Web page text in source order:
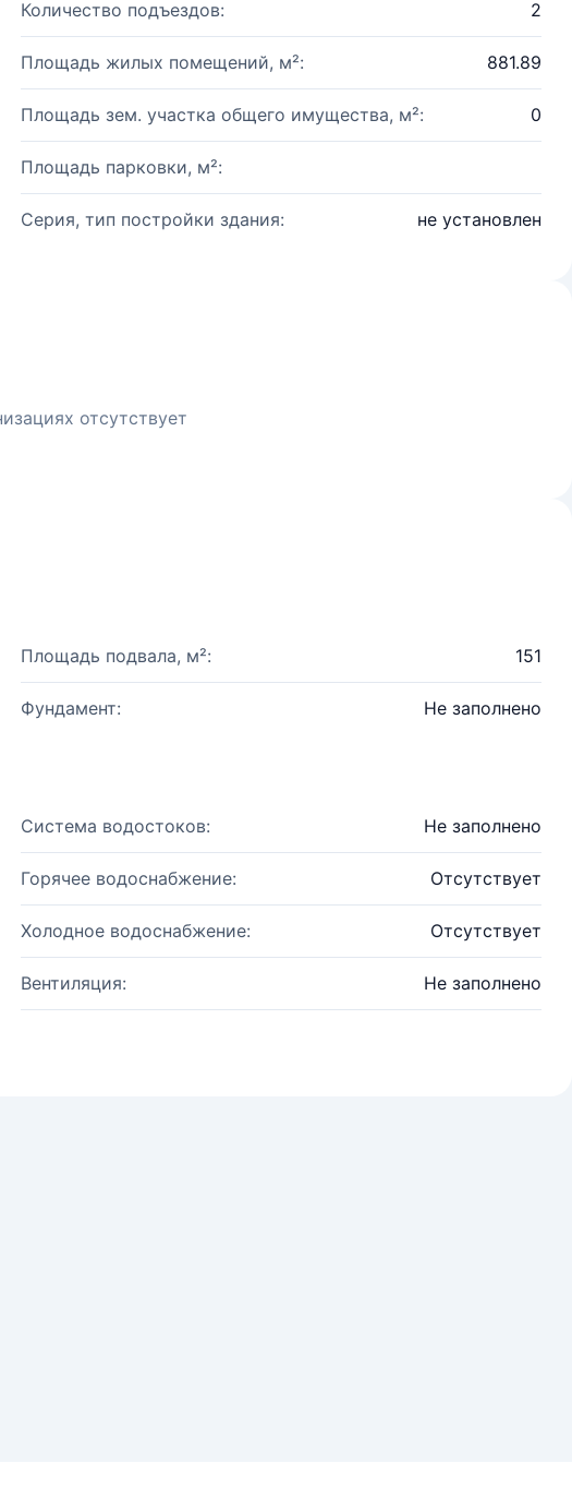
Количество подъездов: 2
Площадь жилых помещений, м²: 881.89
Площадь зем. участка общего имущества, м²: 0
Площадь парковки, м²:
Серия, тип постройки здания: не установлен
отсутствует
Площадь подвала, м²: 151
Фундамент: Не заполнено
Система водостоков: Не заполнено
Горячее водоснабжение: Отсутствует
Холодное водоснабжение: Отсутствует
Вентиляция: Не заполнено